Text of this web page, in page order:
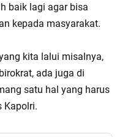
baik lagi agar bisa
kepada masyarakat.
kita lalui misalnya,
ada juga di
satu hal yang harus
Kapolri.